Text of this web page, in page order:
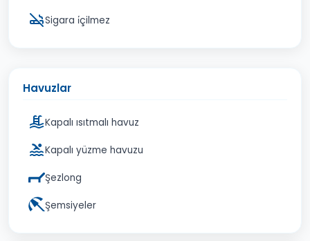
Sigara i̇çilmez
Havuzlar
Kapalı ısıtmalı havuz
Kapalı yüzme havuzu
Şezlong
Şemsiyeler